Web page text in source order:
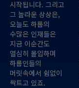
시작됩니다. 그리고
그 놀라운 상상은,
오늘도 하룹의
수많은 인재들은
지금 이순간도
열심히 몰입하며
하룹인들의
머릿속에서 쉼없이
싹트고 있죠.